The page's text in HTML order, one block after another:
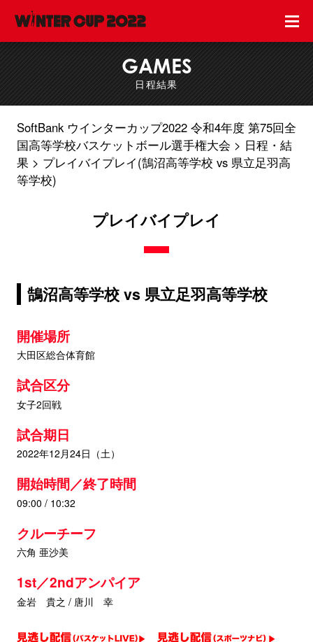
GAMES
日程結果
SoftBank ウインターカップ2022 令和4年度 第75回全
国高等学校バスケットボール選手権大会
日程・結
果
プレイバイプレイ(鵠沼高等学校 vs 県立足羽高
等学校)
プレイバイプレイ
鵠沼高等学校 vs 県立足羽高等学校
開催場所
大田区総合体育館
試合区分
女子2回戦
試合期日
2022年12月24日（土）
開始時間／終了時間
09:00 / 10:32
クルーチーフ
六角 亜沙美
1st／2ndアンパイア
金岩 貴之 / 唐川 幸